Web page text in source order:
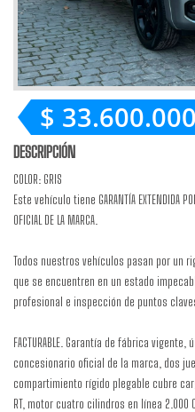
$ 33.600.000
DESCRIPCIÓN
COLOR: GRIS
Este vehículo tiene GARANTÍA EXTENDIDA
OFICIAL DE LA MARCA.
Todos nuestros vehículos pasan por un
que se encuentren en un estado
profesional e inspección de puntos
FACTURABLE. Garantía de fábrica
concesionario oficial de la marca, dos
compartimiento rígido plegable cubre
RT, motor cuatro cilindros en línea 2.000